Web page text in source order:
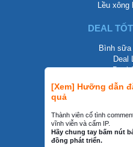
[Xem] Hưỡng dẫn
quả
Thành viên cố tình
vĩnh viễn và cấm IP.
Hãy chung tay bấm nút
đồng phát triển.
Lều
DEAL
Bình sữa
Deal
Deal